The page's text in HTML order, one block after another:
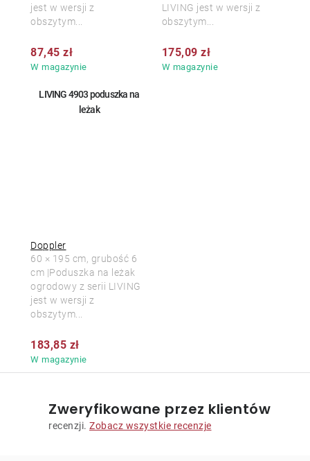
W magazynie
87,45 zł
jest w wersji z
obszytym...
W magazynie
175,09 zł
LIVING jest w wersji z
obszytym...
LIVING 4903 poduszka na
leżak
Doppler
W magazynie
183,85 zł
60 × 195 cm, grubość 6
cm |Poduszka na leżak
ogrodowy z serii LIVING
jest w wersji z
obszytym...
Zweryfikowane przez klientów
recenzji. Zobacz wszystkie recenzje